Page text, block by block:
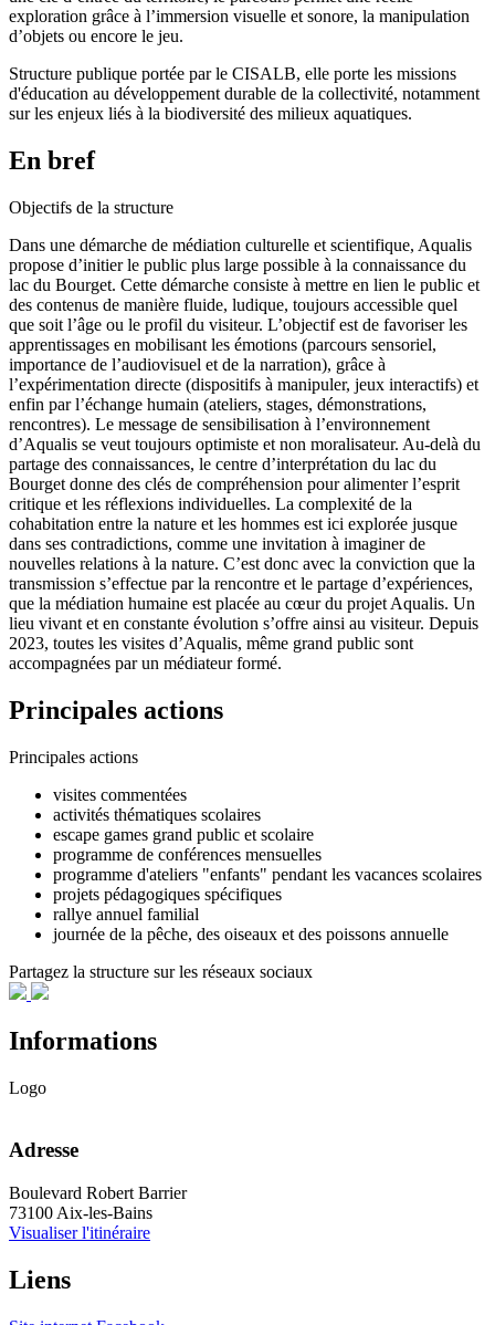
exploration grâce à l’immersion visuelle et sonore, la manipulation
d’objets ou encore le jeu.
Structure publique portée par le CISALB, elle porte les missions
d'éducation au développement durable de la collectivité, notamment
sur les enjeux liés à la biodiversité des milieux aquatiques.
En bref
Objectifs de la structure
Dans une démarche de médiation culturelle et scientifique, Aqualis
propose d’initier le public plus large possible à la connaissance du
lac du Bourget. Cette démarche consiste à mettre en lien le public et
des contenus de manière fluide, ludique, toujours accessible quel
que soit l’âge ou le profil du visiteur. L’objectif est de favoriser les
apprentissages en mobilisant les émotions (parcours sensoriel,
importance de l’audiovisuel et de la narration), grâce à
l’expérimentation directe (dispositifs à manipuler, jeux interactifs) et
enfin par l’échange humain (ateliers, stages, démonstrations,
rencontres). Le message de sensibilisation à l’environnement
d’Aqualis se veut toujours optimiste et non moralisateur. Au-delà du
partage des connaissances, le centre d’interprétation du lac du
Bourget donne des clés de compréhension pour alimenter l’esprit
critique et les réflexions individuelles. La complexité de la
cohabitation entre la nature et les hommes est ici explorée jusque
dans ses contradictions, comme une invitation à imaginer de
nouvelles relations à la nature. C’est donc avec la conviction que la
transmission s’effectue par la rencontre et le partage d’expériences,
que la médiation humaine est placée au cœur du projet Aqualis. Un
lieu vivant et en constante évolution s’offre ainsi au visiteur. Depuis
2023, toutes les visites d’Aqualis, même grand public sont
accompagnées par un médiateur formé.
Principales actions
Principales actions
visites commentées
activités thématiques scolaires
escape games grand public et scolaire
programme de conférences mensuelles
programme d'ateliers "enfants" pendant les vacances scolaires
projets pédagogiques spécifiques
rallye annuel familial
journée de la pêche, des oiseaux et des poissons annuelle
Partagez la structure sur les réseaux sociaux
Informations
Logo
Adresse
Boulevard Robert Barrier
73100 Aix-les-Bains
Visualiser l'itinéraire
Liens